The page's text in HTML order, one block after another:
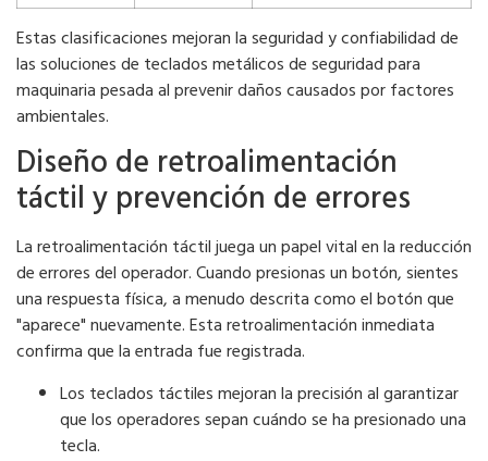
Estas clasificaciones mejoran la seguridad y confiabilidad de
las soluciones de teclados metálicos de seguridad para
maquinaria pesada al prevenir daños causados ​​por factores
ambientales.
Diseño de retroalimentación
táctil y prevención de errores
La retroalimentación táctil juega un papel vital en la reducción
de errores del operador. Cuando presionas un botón, sientes
una respuesta física, a menudo descrita como el botón que
"aparece" nuevamente. Esta retroalimentación inmediata
confirma que la entrada fue registrada.
Los teclados táctiles mejoran la precisión al garantizar
que los operadores sepan cuándo se ha presionado una
tecla.